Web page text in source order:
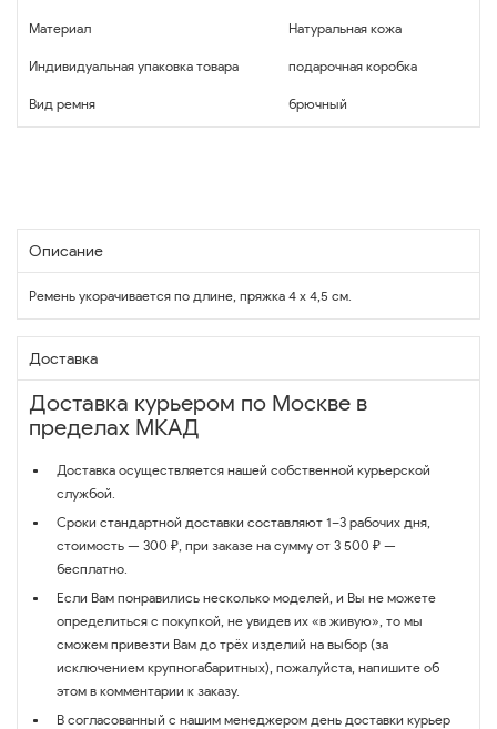
Материал Натуральная кожа
Индивидуальная упаковка товара подарочная коробка
Вид ремня брючный
Описание
Ремень укорачивается по длине, пряжка 4 х 4,5 см.
Доставка
Доставка курьером по Москве в
пределах МКАД
Доставка осуществляется нашей собственной курьерской
службой.
Сроки стандартной доставки составляют 1–3 рабочих дня,
стоимость — 300 ₽, при заказе на сумму от 3 500 ₽ —
бесплатно.
Если Вам понравились несколько моделей, и Вы не можете
определиться с покупкой, не увидев их «в живую», то мы
сможем привезти Вам до трёх изделий на выбор (за
исключением крупногабаритных), пожалуйста, напишите об
этом в комментарии к заказу.
В согласованный с нашим менеджером день доставки курьер